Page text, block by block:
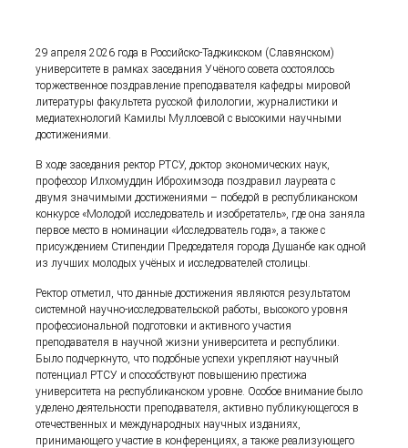
29 апреля 2026 года в Российско-Таджикском (Славянском)
университете в рамках заседания Учёного совета состоялось
торжественное поздравление преподавателя кафедры мировой
литературы факультета русской филологии, журналистики и
медиатехнологий Камилы Муллоевой с высокими научными
достижениями.
В ходе заседания ректор РТСУ, доктор экономических наук,
профессор Илхомуддин Иброхимзода поздравил лауреата с
двумя значимыми достижениями – победой в республиканском
конкурсе «Молодой исследователь и изобретатель», где она заняла
первое место в номинации «Исследователь года», а также с
присуждением Стипендии Председателя города Душанбе как одной
из лучших молодых учёных и исследователей столицы.
Ректор отметил, что данные достижения являются результатом
системной научно-исследовательской работы, высокого уровня
профессиональной подготовки и активного участия
преподавателя в научной жизни университета и республики.
Было подчеркнуто, что подобные успехи укрепляют научный
потенциал РТСУ и способствуют повышению престижа
университета на республиканском уровне. Особое внимание было
уделено деятельности преподавателя, активно публикующегося в
отечественных и международных научных изданиях,
принимающего участие в конференциях, а также реализующего